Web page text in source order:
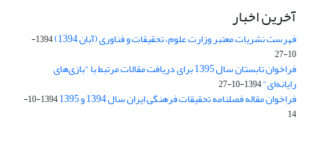
آخرین اخبار
فهرست نشریات معتبر وزارت علوم، تحقیقات و فناوری (آبان 1394)
1394-
10-27
فراخوان تابستان سال 1395 برای دریافت مقالات مرتبط با "بازی‌های
رایانه‌ای"1394-10-27
فراخوان مقاله فصلنامه تحقیقات فرهنگی ایران سال 1394 و 1395
1394-10-
14